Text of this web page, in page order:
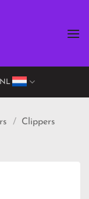
NL
/
Clippers